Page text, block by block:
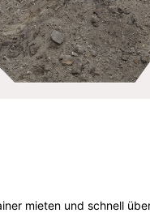
mieten und schnell